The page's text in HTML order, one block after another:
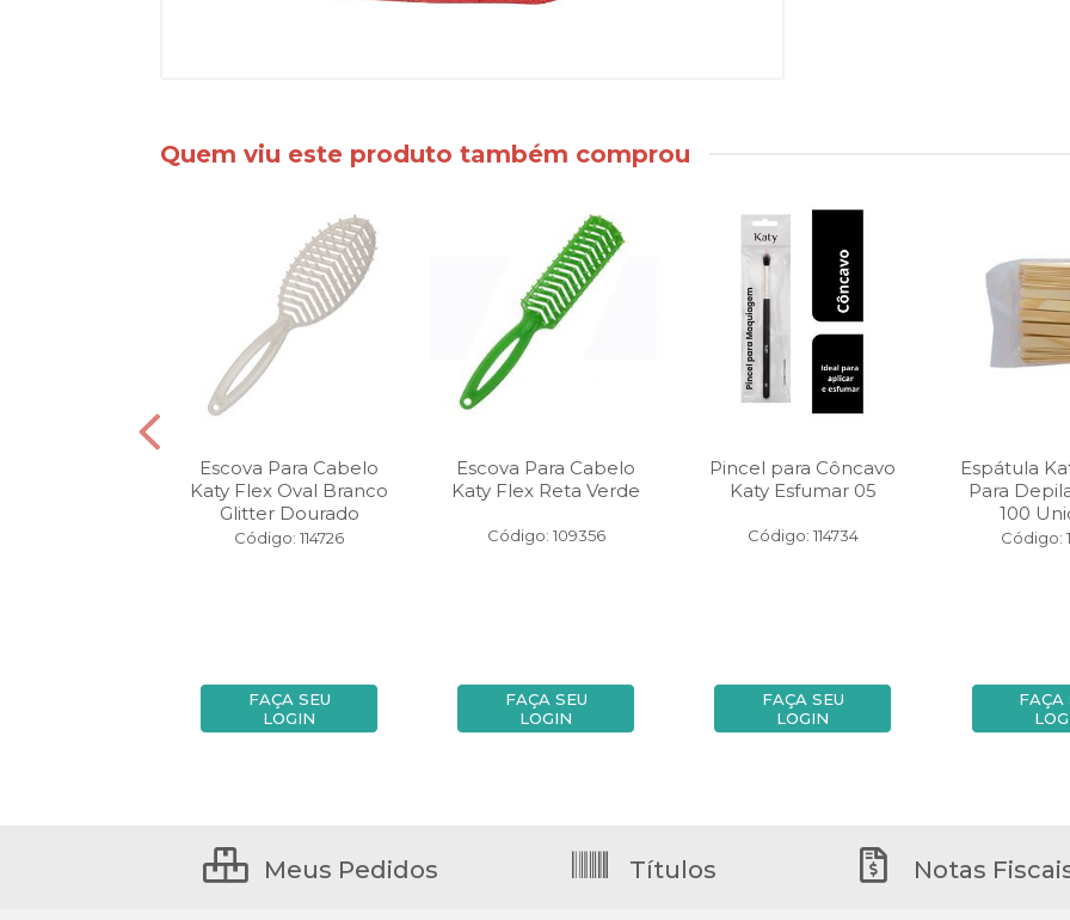
Quem viu este produto também comprou
Escova Para Cabelo
Katy Flex Oval Branco
Glitter Dourado
Código: 114726
FAÇA SEU
LOGIN
Escova Para Cabelo
Katy Flex Reta Verde
Código: 109356
FAÇA SEU
LOGIN
Pincel para Côncavo
Katy Esfumar 05
Código: 114734
FAÇA SEU
LOGIN
Espátula
Para
100
Código:
FAÇA
Meus Pedidos Títulos Notas